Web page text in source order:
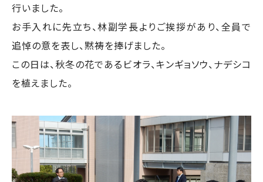
行いました。
お手入れに先立ち、林副学長よりご挨拶があり、全員で
追悼の意を表し、黙祷を捧げました。
この日は、秋冬の花であるビオラ、キンギョソウ、ナデシコ
を植えました。